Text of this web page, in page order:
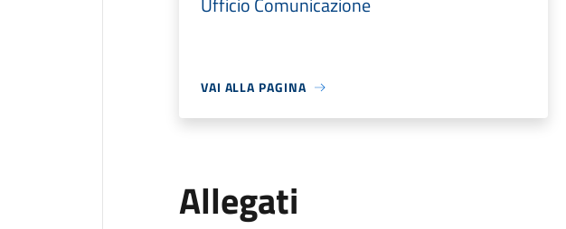
VAI ALLA PAGINA
Allegati